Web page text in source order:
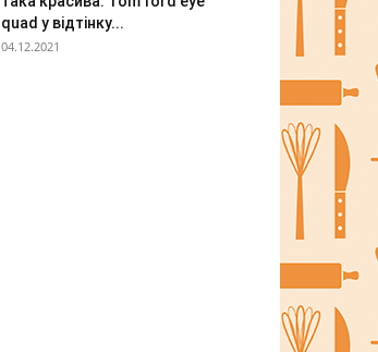
quad у відтінку...
04.12.2021